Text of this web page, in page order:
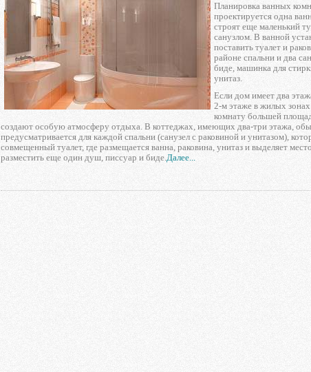
Планировка ванных
проектируется одна
строят еще маленький
санузлом. В ванной
поставить туалет и
районе спальни и два
биде, машинка для
унитаз.
Если дом имеет два
2-м этаже в жилых
комнату большей
создают особую атмосферу отдыха. В коттеджах, имеющих два-три этажа,
предусматривается для каждой спальни (санузел с раковиной и унитазом),
совмещенный туалет, где размещается ванна, раковина, унитаз и выделяет
разместить еще один душ, писсуар и биде.Далее...